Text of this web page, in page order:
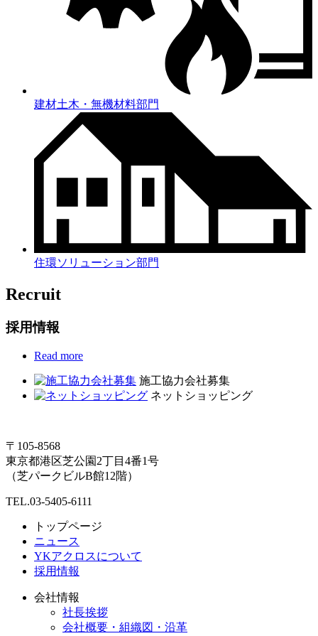
建材土木・無機材料部門
住環ソリューション部門
Recruit
採用情報
Read more
施工協力会社募集
ネットショッピング
〒105-8568
東京都港区芝公園2丁目4番1号
（芝パークビルB館12階）
TEL.03-5405-6111
トップページ
ニュース
YKアクロスについて
採用情報
会社情報
社長挨拶
会社概要・組織図・沿革